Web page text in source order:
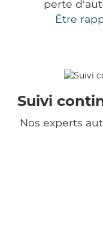
perte
Être
Suivi
Nos experts